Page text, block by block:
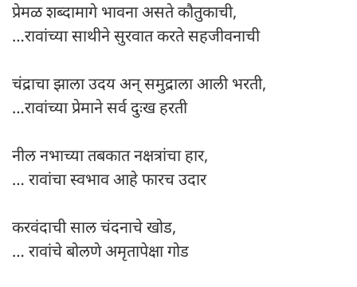
प्रेमळ शब्दामागे भावना असते कौतुकाची,
…रावांच्या साथीने सुरवात करते सहजीवनाची
चंद्राचा झाला उदय अन् समुद्राला आली भरती,
…रावांच्या प्रेमाने सर्व दुःख हरती
नील नभाच्या तबकात नक्षत्रांचा हार,
… रावांचा स्वभाव आहे फारच उदार
करवंदाची साल चंदनाचे खोड,
… रावांचे बोलणे अमृतापेक्षा गोड